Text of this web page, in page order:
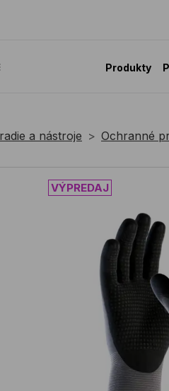
Produkty
a nástroje Ochranné